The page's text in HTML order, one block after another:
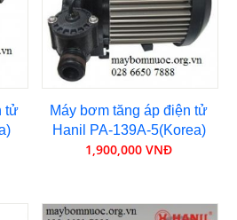
tử
Máy bơm tăng áp điện tử
Hanil PA-139A-5(Korea)
1,900,000 VNĐ